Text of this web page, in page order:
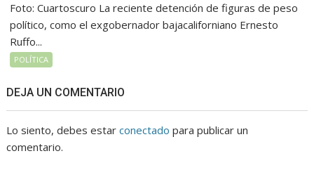
Foto: Cuartoscuro La reciente detención de figuras de peso
político, como el exgobernador bajacaliforniano Ernesto
Ruffo...
POLÍTICA
DEJA UN COMENTARIO
Lo siento, debes estarconectado para publicar un
comentario.